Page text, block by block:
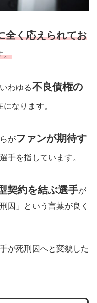
全く応えられてお
。
わゆる不良債権の
なります。
がファンが期待す
選手を指しています。
契約を結ぶ選手が
囚」という言葉が良く
が死刑囚へと変貌した